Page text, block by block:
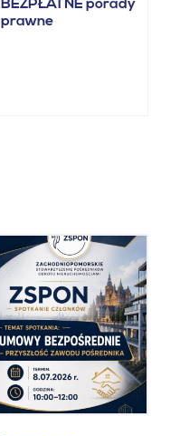
BEZPŁATNE porady
prawne